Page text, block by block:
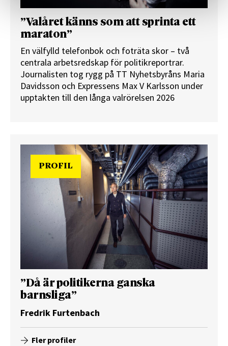
”Valåret känns som att sprinta ett
maraton”
En välfylld telefonbok och foträta skor – två
centrala arbetsredskap för politikreportrar.
Journalisten tog rygg på TT Nyhetsbyråns Maria
Davidsson och Expressens Max V Karlsson under
upptakten till den långa valrörelsen 2026
PROFIL
”Då är politikerna ganska
barnsliga”
Fredrik Furtenbach
Fler profiler